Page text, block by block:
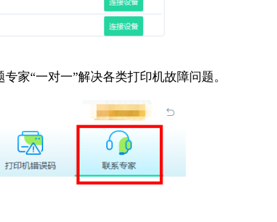
家“一对一”解决各类打印机故障问题。